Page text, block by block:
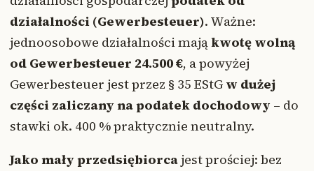
działalności (Gewerbesteuer). Ważne:
jednoosobowe działalności mająkwotę wolną
od Gewerbesteuer 24.500 €, a powyżej
Gewerbesteuer jest przez § 35 EStG w dużej
części zaliczany na podatek dochodowy – do
stawki ok. 400 % praktycznie neutralny.
Jako mały przedsiębiorca jest prościej: bez